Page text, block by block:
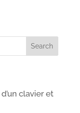
clavier et